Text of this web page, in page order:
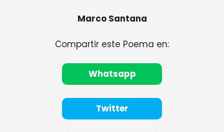
Marco Santana
Compartir este Poema en:
Whatsapp
Twitter